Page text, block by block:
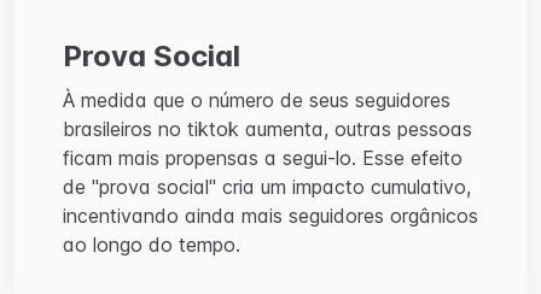
Prova Social
À medida que o número de seus seguidores
brasileiros no tiktok aumenta, outras pessoas
ficam mais propensas a segui-lo. Esse efeito
de "prova social" cria um impacto cumulativo,
incentivando ainda mais seguidores orgânicos
ao longo do tempo.